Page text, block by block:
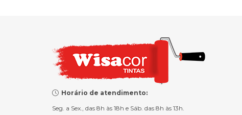
Horário de atendimento:
Seg. a Sex., das 8h às 18h e Sáb. das 8h às 13h.